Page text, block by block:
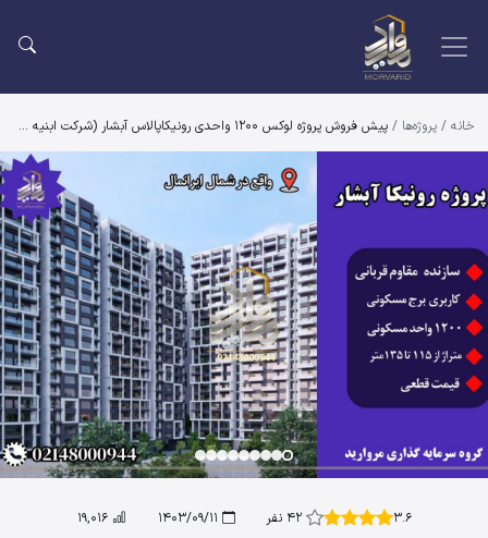
خانه / پروژه‌ها / پیش فروش پروژه لوکس 1200 واحدی رونیکاپالاس آبشار (شرکت ابنیه سازان مقاوم قربانی)
پیش فروش پروژه لوکس 1200 واحدی رونیکاپالاس آبشار (شرکت ابنیه سازان مقاوم قربانی)
3.6 42 نفر 19,016